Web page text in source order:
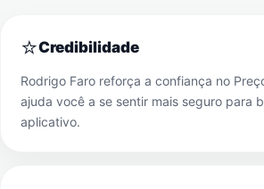
⭐Credibilidade
Rodrigo Faro reforça a confiança no
ajuda você a se sentir mais seguro para
aplicativo.